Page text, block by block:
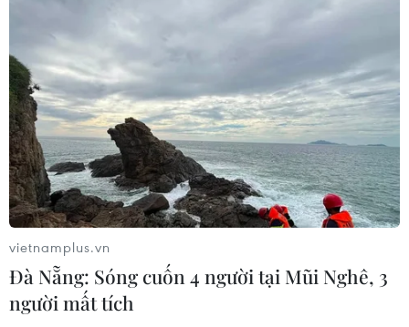
vietnamplus.vn
Đà Nẵng: Sóng cuốn 4 người tại Mũi Nghê, 3
người mất tích